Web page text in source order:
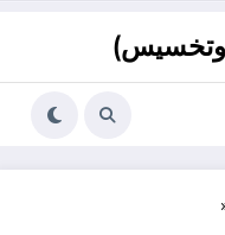
وتخسيس)